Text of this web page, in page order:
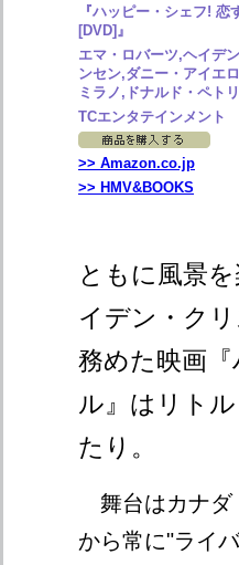
『ハッピー・シェフ! 恋
[DVD]』
エマ・ロバーツ,ヘイデ
ンセン,ダニー・アイエ
ミラノ,ドナルド・ペトリ
TCエンタテインメント
>> Amazon.co.jp
>> HMV&BOOKS
ともに風景
イデン・ク
務めた映画
ル』はリト
たり。
舞台はカナダ
から常に"ライ